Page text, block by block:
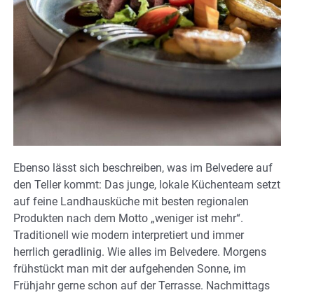
Ebenso lässt sich beschreiben, was im Belvedere auf
den Teller kommt: Das junge, lokale Küchenteam setzt
auf feine Landhausküche mit besten regionalen
Produkten nach dem Motto „weniger ist mehr“.
Traditionell wie modern interpretiert und immer
herrlich geradlinig. Wie alles im Belvedere. Morgens
frühstückt man mit der aufgehenden Sonne, im
Frühjahr gerne schon auf der Terrasse. Nachmittags